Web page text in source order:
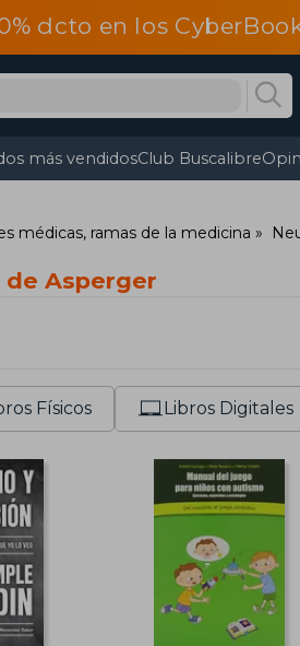
dcto en los
más vendidosClub Buscalibre
médicas, ramas de la medicina
Asperger
Físicos Libros Digitales